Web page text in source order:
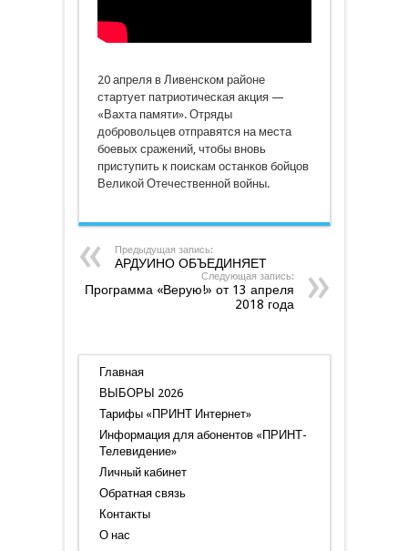
20 апреля в Ливенском районе
стартует патриотическая акция —
«Вахта памяти». Отряды
добровольцев отправятся на места
боевых сражений, чтобы вновь
приступить к поискам останков бойцов
Великой Отечественной войны.
Предыдущая запись:
АРДУИНО ОБЪЕДИНЯЕТ
Следующая запись:
Программа «Верую!» от 13 апреля
2018 года
Главная
ВЫБОРЫ 2026
Тарифы «ПРИНТ Интернет»
Информация для абонентов «ПРИНТ-
Телевидение»
Личный кабинет
Обратная связь
Контакты
О нас